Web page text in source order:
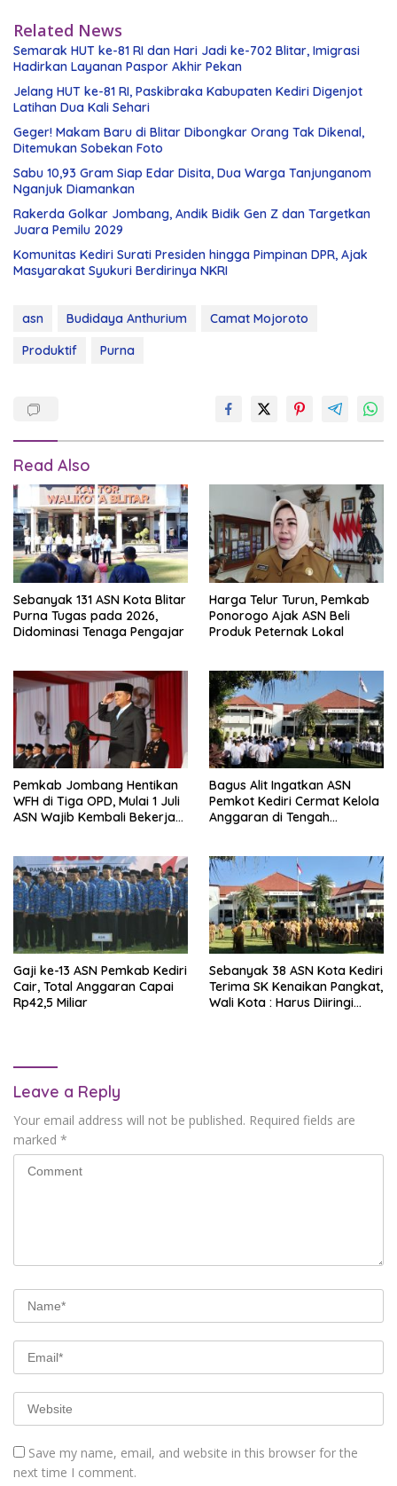
Related News
Semarak HUT ke-81 RI dan Hari Jadi ke-702 Blitar, Imigrasi
Hadirkan Layanan Paspor Akhir Pekan
Jelang HUT ke-81 RI, Paskibraka Kabupaten Kediri Digenjot
Latihan Dua Kali Sehari
Geger! Makam Baru di Blitar Dibongkar Orang Tak Dikenal,
Ditemukan Sobekan Foto
Sabu 10,93 Gram Siap Edar Disita, Dua Warga Tanjunganom
Nganjuk Diamankan
Rakerda Golkar Jombang, Andik Bidik Gen Z dan Targetkan
Juara Pemilu 2029
Komunitas Kediri Surati Presiden hingga Pimpinan DPR, Ajak
Masyarakat Syukuri Berdirinya NKRI
asn Budidaya Anthurium
Camat Mojoroto
Produktif
Purna
Read Also
Sebanyak 131 ASN Kota Blitar
Purna Tugas pada 2026,
Didominasi Tenaga Pengajar
Harga Telur Turun, Pemkab
Ponorogo Ajak ASN Beli
Produk Peternak Lokal
Pemkab Jombang Hentikan
WFH di Tiga OPD, Mulai 1 Juli
ASN Wajib Kembali Bekerja
Bagus Alit Ingatkan ASN
Pemkot Kediri Cermat Kelola
Anggaran di Tengah
Gaji ke-13 ASN Pemkab Kediri
Cair, Total Anggaran Capai
Rp42,5 Miliar
Sebanyak 38 ASN Kota Kediri
Terima SK Kenaikan Pangkat,
Wali Kota : Harus Diiringi
Leave a Reply
Your email address will not be published. Required fields are
marked *
Save my name, email, and website in this browser for the
next time I comment.